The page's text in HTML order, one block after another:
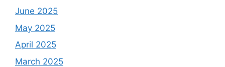
June 2025
May 2025
April 2025
March 2025